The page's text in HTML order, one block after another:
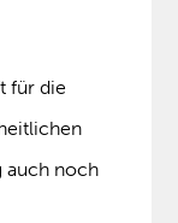
für die
auch noch